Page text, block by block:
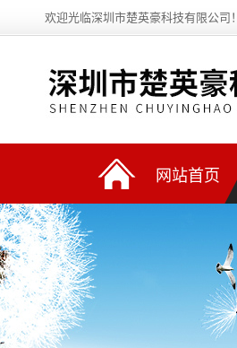
欢迎光临深圳市楚英豪科技有限公司！
网站首页